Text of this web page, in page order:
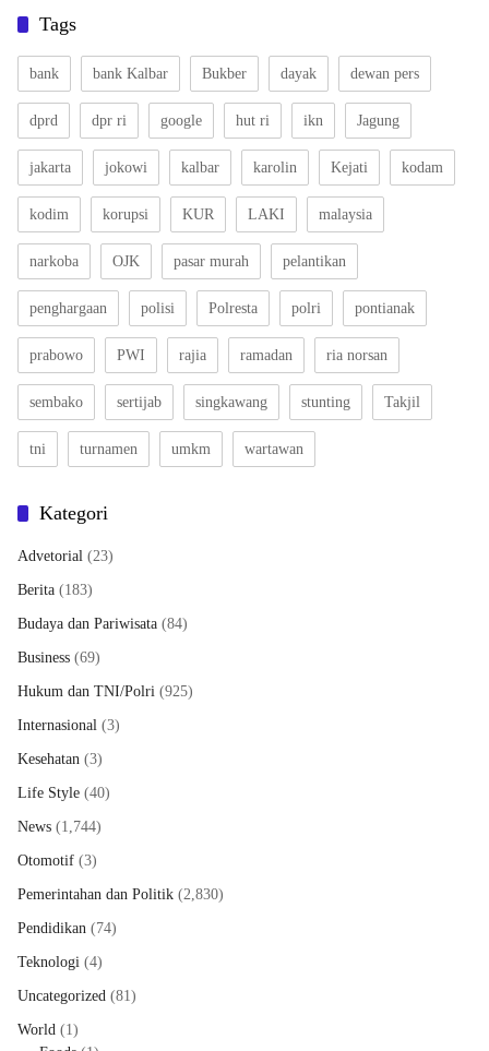
Tags
bank bank Kalbar Bukber dayak dewan pers
dprd dpr ri google hut ri ikn Jagung
jakarta jokowi kalbar karolin Kejati kodam
kodim korupsi KUR LAKI malaysia
narkoba OJK pasar murah pelantikan
penghargaan polisi Polresta polri pontianak
prabowo PWI rajia ramadan ria norsan
sembako sertijab singkawang stunting Takjil
tni turnamen umkm wartawan
Kategori
Advetorial (23)
Berita (183)
Budaya dan Pariwisata (84)
Business (69)
Hukum dan TNI/Polri (925)
Internasional (3)
Kesehatan (3)
Life Style (40)
News (1,744)
Otomotif (3)
Pemerintahan dan Politik (2,830)
Pendidikan (74)
Teknologi (4)
Uncategorized (81)
World (1)